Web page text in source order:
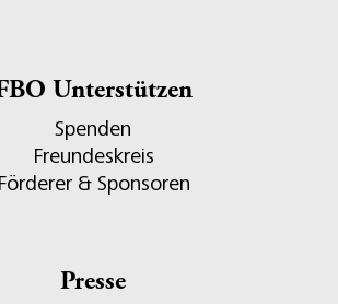
Unterstützen
Spenden
Freundeskreis
Förderer & Sponsoren
Presse